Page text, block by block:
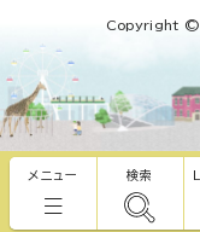
メニュー 検索
Copyright ©